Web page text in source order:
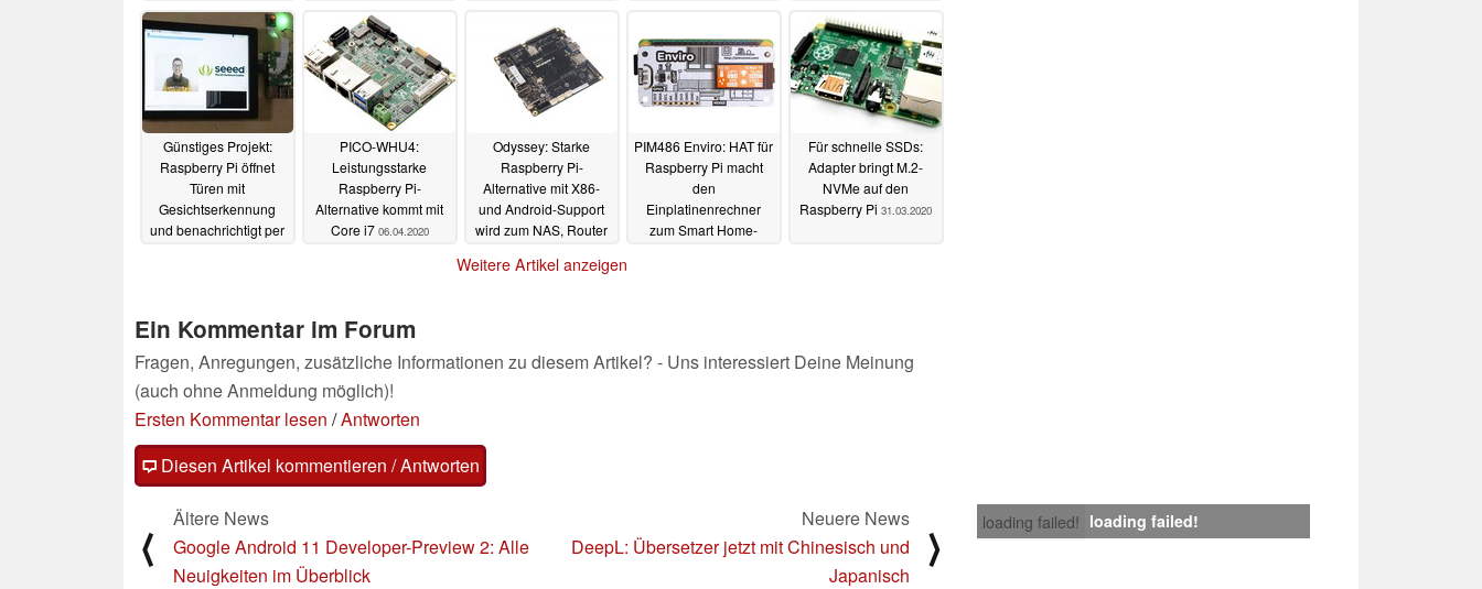
04.08.2024
Günstiges Projekt:
Raspberry Pi öffnet
Türen mit
Gesichtserkennung
und benachrichtigt per
PICO-WHU4:
Leistungsstarke
Raspberry Pi-
Alternative kommt mit
Core i7 06.04.2020
Odyssey: Starke
Raspberry Pi-
Alternative mit X86-
und Android-Support
wird zum NAS, Router
03.04.2020
PIM486 Enviro: HAT für
Raspberry Pi macht
den
Einplatinenrechner
zum Smart Home-
Für schnelle SSDs:
Adapter bringt M.2-
NVMe auf den
Raspberry Pi 31.03.2020
Weitere Artikel anzeigen
Ein Kommentar im Forum
Fragen, Anregungen, zusätzliche Informationen zu diesem Artikel? - Uns interessiert Deine Meinung
(auch ohne Anmeldung möglich)!
Ersten Kommentar lesen /Antworten
Diesen Artikel kommentieren / Antworten
loading failed! loading failed!
⟨
Ältere News
Google Android 11 Developer-Preview 2: Alle
Neuigkeiten im Überblick
Neuere News
DeepL: Übersetzer jetzt mit Chinesisch und
Japanisch
⟩